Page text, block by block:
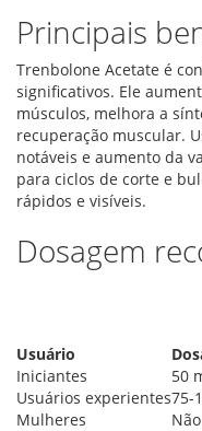
Principais
Trenbolone Acetate é
significativos. Ele
músculos, melhora a
recuperação muscular.
notáveis e aumento da
para ciclos de corte e
rápidos e visíveis.
Dosagem
Usuário
Iniciantes
50
Usuários experientes75-
Mulheres